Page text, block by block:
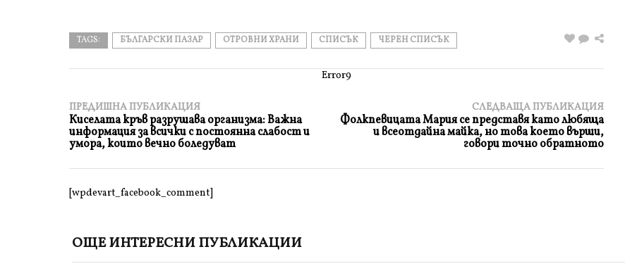
TAGS: БЪЛГАРСКИ ПАЗАР ОТРОВНИ ХРАНИ СПИСЪК ЧЕРЕН СПИСЪК
Error9
ПРЕДИШНА ПУБЛИКАЦИЯ
Киселата кръв разрушава организма: Важна
информация за всички с постоянна слабост и
умора, които вечно боледуват
СЛЕДВАЩА ПУБЛИКАЦИЯ
Фолкпевицата Мария се представя като любяща
и всеотдайна майка, но това което върши,
говори точно обратното
[wpdevart_facebook_comment]
ОЩЕ ИНТЕРЕСНИ ПУБЛИКАЦИИ